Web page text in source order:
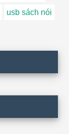
usb sách nói